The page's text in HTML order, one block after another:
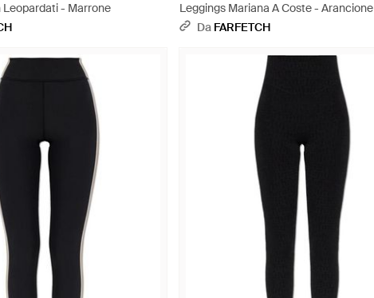
Leopardati - Marrone
Leggings Mariana A Coste - Arancione
Da FARFETCH